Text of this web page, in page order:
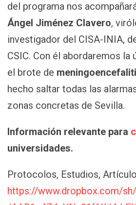
del programa nos
Ángel Jiménez Clavero,
investigador del CISA-INIA,
CSIC. Con él abordaremos la
el brote de
hecho saltar todas las
zonas concretas de Sevilla.
Información relevante para
universidades.
Protocolos, Estudios,
https://www.dropbox.com/